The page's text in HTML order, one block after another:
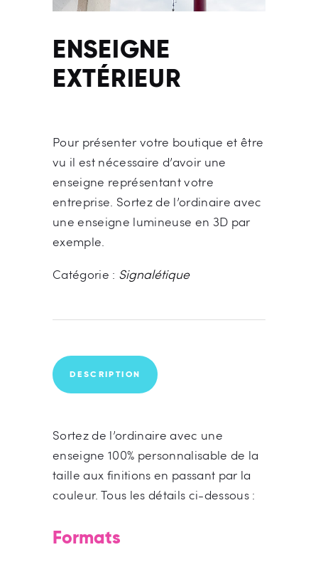
ENSEIGNE
EXTÉRIEUR
Pour présenter votre boutique et être
vu il est nécessaire d’avoir une
enseigne représentant votre
entreprise. Sortez de l’ordinaire avec
une enseigne lumineuse en 3D par
exemple.
Catégorie : Signalétique
DESCRIPTION
Sortez de l’ordinaire avec une
enseigne 100% personnalisable de la
taille aux finitions en passant par la
couleur. Tous les détails ci-dessous :
Formats